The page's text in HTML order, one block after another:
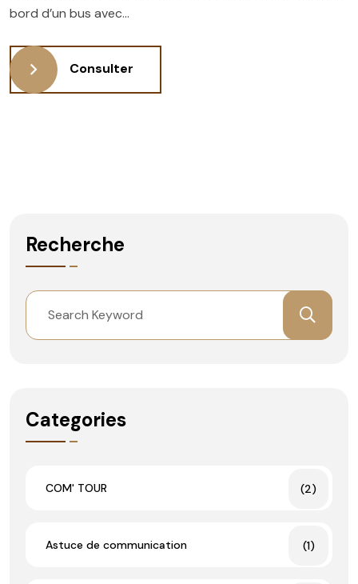
bord d’un bus avec...
Consulter
Recherche
Categories
COM' TOUR (2)
Astuce de communication (1)